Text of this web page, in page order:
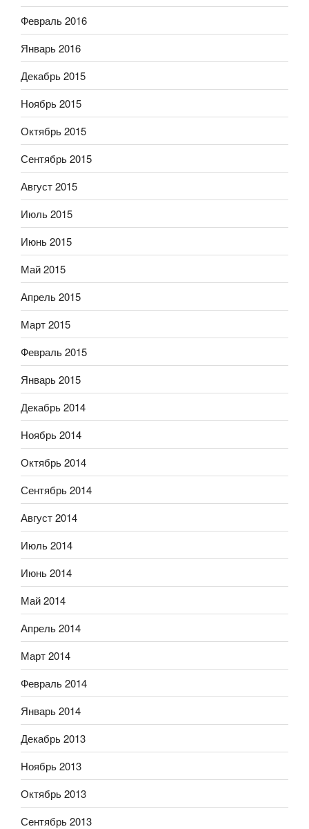
Февраль 2016
Январь 2016
Декабрь 2015
Ноябрь 2015
Октябрь 2015
Сентябрь 2015
Август 2015
Июль 2015
Июнь 2015
Май 2015
Апрель 2015
Март 2015
Февраль 2015
Январь 2015
Декабрь 2014
Ноябрь 2014
Октябрь 2014
Сентябрь 2014
Август 2014
Июль 2014
Июнь 2014
Май 2014
Апрель 2014
Март 2014
Февраль 2014
Январь 2014
Декабрь 2013
Ноябрь 2013
Октябрь 2013
Сентябрь 2013